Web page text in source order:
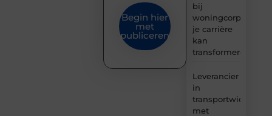
bij
woningcorporaties
je carrière
kan
transformeren
Leverancier
in
transportwielen
met
Begin hier
met
publiceren